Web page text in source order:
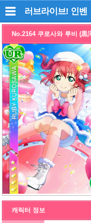
러브라이브! 인벤
No.2164 쿠로사와 루비 (黒
캐릭터 정보